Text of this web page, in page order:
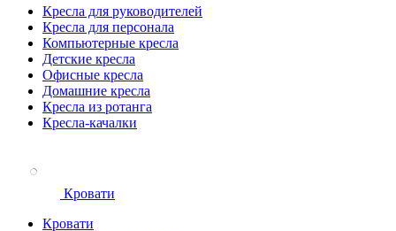
Кресла для руководителей
Кресла для персонала
Компьютерные кресла
Детские кресла
Офисные кресла
Домашние кресла
Кресла из ротанга
Кресла-качалки
Кровати
Кровати